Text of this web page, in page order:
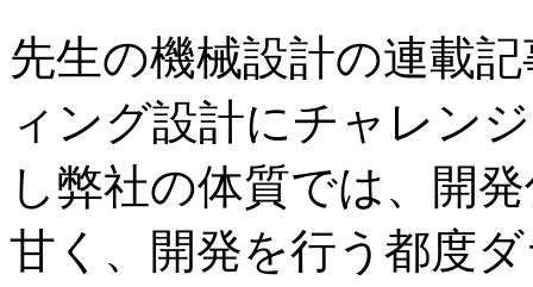
先生の機械設計の連載
ィング設計にチャレン
し弊社の体質では、開
甘く、開発を行う都度